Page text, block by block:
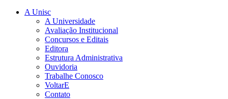
A Unisc
A Universidade
Avaliação Institucional
Concursos e Editais
Editora
Estrutura Administrativa
Ouvidoria
Trabalhe Conosco
VoltarE
Contato